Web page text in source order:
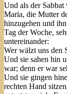
Und als der
Maria, die Mutter
hinzugehen und
Tag der Woche,
untereinander:
Wer wälzt uns den
Und sie sahen hin
war; denn er war
Und sie gingen
rechten Hand